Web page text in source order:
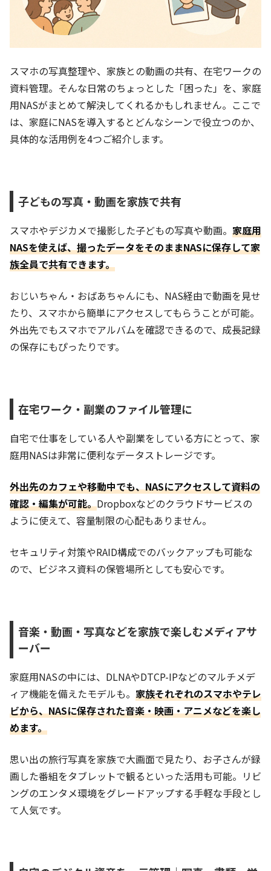
スマホの写真整理や、家族との動画の共有、在宅ワークの
資料管理。そんな日常のちょっとした「困った」を、家庭
用NASがまとめて解決してくれるかもしれません。ここで
は、家庭にNASを導入するとどんなシーンで役立つのか、
具体的な活用例を4つご紹介します。
子どもの写真・動画を家族で共有
スマホやデジカメで撮影した子どもの写真や動画。 家庭用
NASを使えば、撮ったデータをそのままNASに保存して家
族全員で共有できます。
おじいちゃん・おばあちゃんにも、NAS経由で動画を見せ
たり、スマホから簡単にアクセスしてもらうことが可能。
外出先でもスマホでアルバムを確認できるので、成長記録
の保存にもぴったりです。
在宅ワーク・副業のファイル管理に
自宅で仕事をしている人や副業をしている方にとって、家
庭用NASは非常に便利なデータストレージです。
外出先のカフェや移動中でも、NASにアクセスして資料の
確認・編集が可能。Dropboxなどのクラウドサービスの
ように使えて、容量制限の心配もありません。
セキュリティ対策やRAID構成でのバックアップも可能な
ので、ビジネス資料の保管場所としても安心です。
音楽・動画・写真などを家族で楽しむメディアサ
ーバー
家庭用NASの中には、DLNAやDTCP-IPなどのマルチメデ
ィア機能を備えたモデルも。 家族それぞれのスマホやテレ
ビから、NASに保存された音楽・映画・アニメなどを楽し
めます。
思い出の旅行写真を家族で大画面で見たり、お子さんが録
画した番組をタブレットで観るといった活用も可能。リビ
ングのエンタメ環境をグレードアップする手軽な手段とし
て人気です。